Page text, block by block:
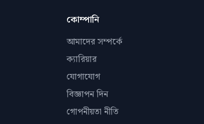
কোম্পানি
আমাদের সম্পর্কে
ক্যারিয়ার
যোগাযোগ
বিজ্ঞাপন দিন
গোপনীয়তা নীতি